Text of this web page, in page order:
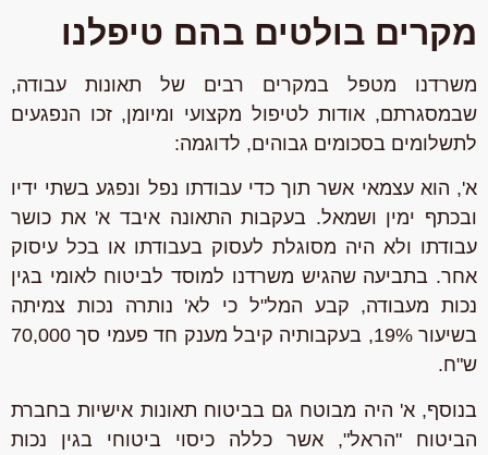
מקרים בולטים בהם טיפלנו
משרדנו מטפל במקרים רבים של תאונות עבודה,
שבמסגרתם, אודות לטיפול מקצועי ומיומן, זכו הנפגעים
לתשלומים בסכומים גבוהים, לדוגמה:
א', הוא עצמאי אשר תוך כדי עבודתו נפל ונפגע בשתי ידיו
ובכתף ימין ושמאל. בעקבות התאונה איבד א' את כושר
עבודתו ולא היה מסוגלת לעסוק בעבודתו או בכל עיסוק
אחר. בתביעה שהגיש משרדנו למוסד לביטוח לאומי בגין
נכות מעבודה, קבע המל"ל כי לא' נותרה נכות צמיתה
בשיעור 19%, בעקבותיה קיבל מענק חד פעמי סך 70,000
ש"ח.
בנוסף, א' היה מבוטח גם בביטוח תאונות אישיות בחברת
הביטוח "הראל", אשר כללה כיסוי ביטוחי בגין נכות